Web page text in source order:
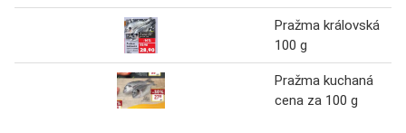
Pražma královská
100 g
Pražma kuchaná
cena za 100 g